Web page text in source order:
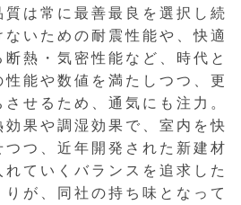
質は常に最善最良を選択し続
いための耐震性能や、快適
熱・気密性能など、時代と
能や数値を満たしつつ、更
せるため、通気にも注力。
効果や調湿効果で、室内を快
つ、近年開発された新建材
れていくバランスを追求した
が、同社の持ち味となって